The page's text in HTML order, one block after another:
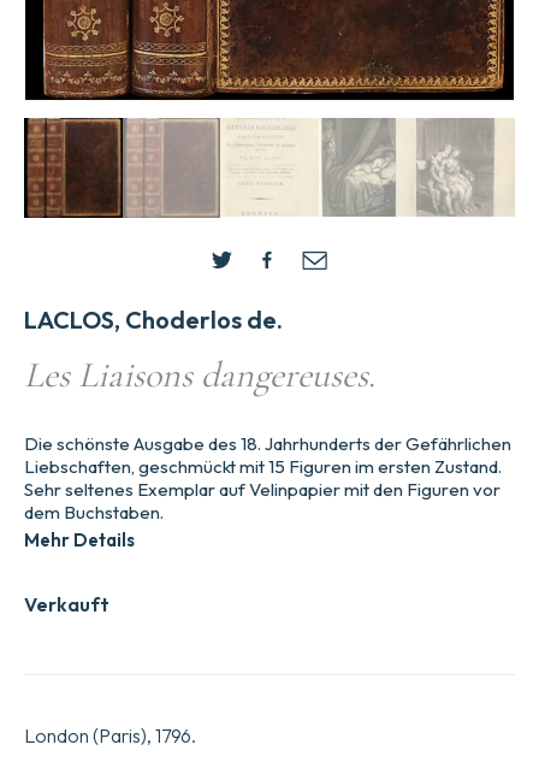
LACLOS, Choderlos de.
Les Liaisons dangereuses.
Verkauft
Die schönste Ausgabe des 18. Jahrhunderts der Gefährlichen
Liebschaften, geschmückt mit 15 Figuren im ersten Zustand.
Sehr seltenes Exemplar auf Velinpapier mit den Figuren vor
dem Buchstaben.
Mehr Details
London (Paris), 1796.